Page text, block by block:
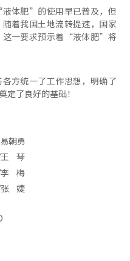
体肥”的使用早已普及，但
着我国土地流转提速，国家
一要求预示着“液体肥”将
方统一了工作思想，明确了
定了良好的基础！
朝勇
王 琴
李 梅
张 婕